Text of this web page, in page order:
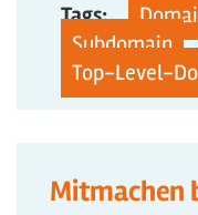
Tags:
Subdomain
Top-Level-
Mitmachen